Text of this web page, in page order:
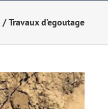
/ Travaux d’egoutage